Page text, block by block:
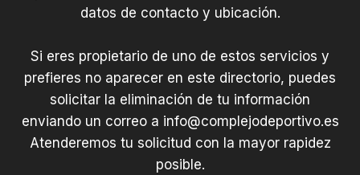
datos de contacto y ubicación.
Si eres propietario de uno de estos servicios y
prefieres no aparecer en este directorio, puedes
solicitar la eliminación de tu información
enviando un correo a info@complejodeportivo.es
Atenderemos tu solicitud con la mayor rapidez
posible.